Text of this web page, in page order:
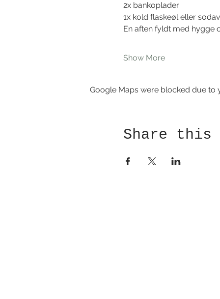
2x bankoplader
1x kold flaskeøl eller
En aften fyldt med hygge
Show More
Google Maps were blocked due to
Share this